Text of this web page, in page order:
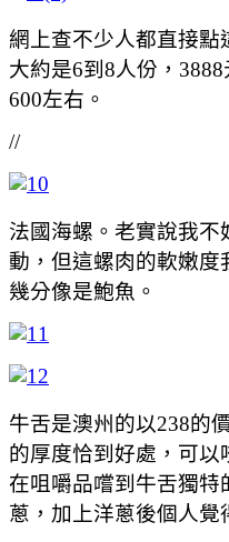
網上查不少人都直接點
大約是6到8人份，
600左右。
//
法國海螺。老實說我
動，但這螺肉的軟嫩度
幾分像是鮑魚。
牛舌是澳州的以238的
的厚度恰到好處，可
在咀嚼品嚐到牛舌獨特
蔥，加上洋蔥後個人覺